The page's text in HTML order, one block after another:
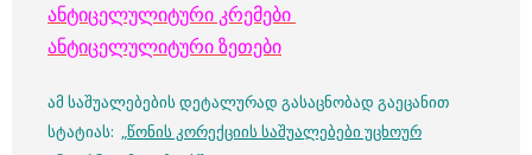
ანტიცელულიტური კრემები
ანტიცელულიტური ზეთები
ამ საშუალებების დეტალურად გასაცნობად გაეცანით
სტატიას: „წონის კორექციის საშუალებები უცხოურ